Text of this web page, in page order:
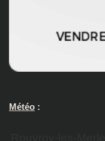
Météo :